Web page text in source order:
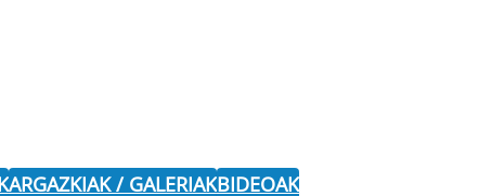
ARGAZKIAK / GALERIAKBIDEOAK